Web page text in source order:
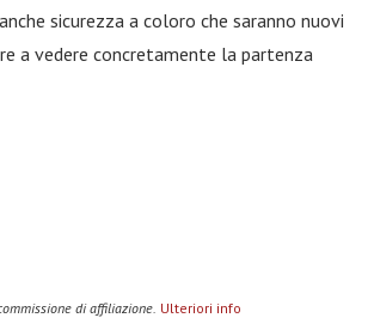
sicurezza a coloro che saranno nuovi
a vedere concretamente la partenza
di affiliazione. Ulteriori info